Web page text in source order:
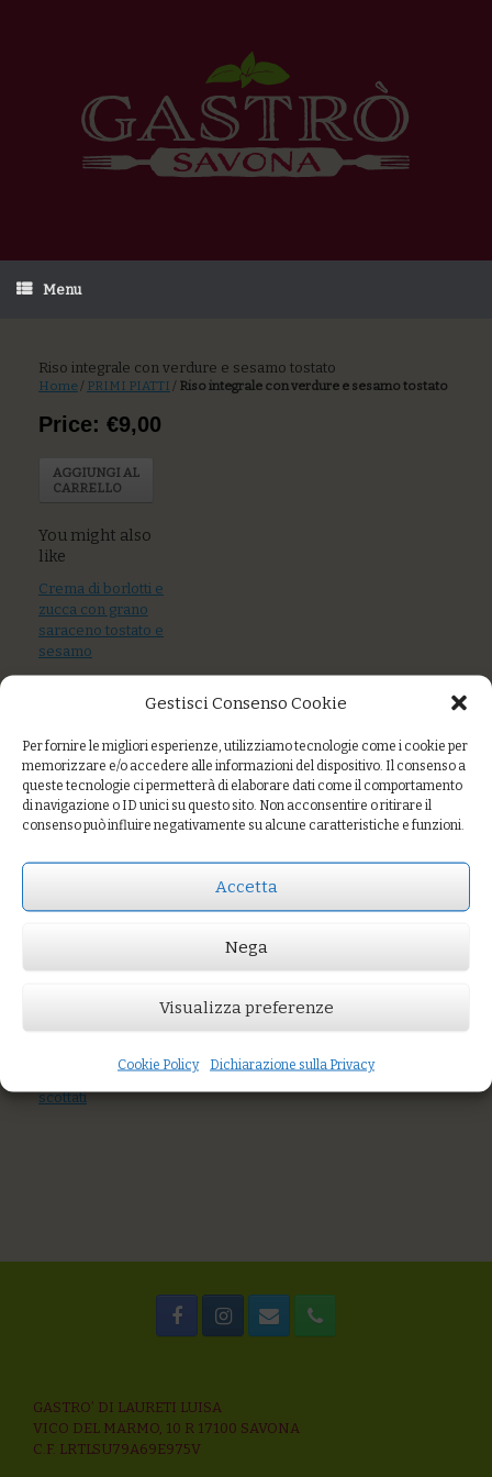
Gestisci Consenso Cookie
Per fornire le migliori esperienze, utilizziamo tecnologie come i cookie per
memorizzare e/o accedere alle informazioni del dispositivo. Il consenso a
queste tecnologie ci permetterà di elaborare dati come il comportamento
di navigazione o ID unici su questo sito. Non acconsentire o ritirare il
consenso può influire negativamente su alcune caratteristiche e funzioni.
Accetta
Nega
Visualizza preferenze
Cookie Policy Dichiarazione sulla Privacy
Menu
Riso integrale con verdure e sesamo tostato
Home / PRIMI PIATTI / Riso integrale con verdure e sesamo tostato
Riso integrale e Venere con zucchette, mandorle, menta
Polenta di mais integrale al ragù di lenticchie
Farro monococco con crema di peperoni e filetti di sarde
scottati
Price: €9,00
AGGIUNGI AL
CARRELLO
You might also
like
Crema di borlotti e
zucca con grano
saraceno tostato e
sesamo
Vellutata di
verdure di
stagione e cozze
GASTRO’ DI LAURETI LUISA
VICO DEL MARMO, 10 R 17100 SAVONA
C.F. LRTLSU79A69E975V